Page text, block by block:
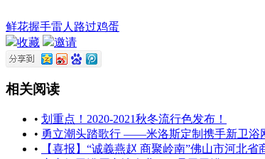
鲜花握手雷人 路过鸡蛋
收藏
邀请
相关阅读
• 划重点！2020-2021秋冬流行色发布！
• 勇立潮头踏歌行 ——米洛斯定制携手新卫浴
•
【喜报】“诚義燕赵 商聚岭南”佛山市河北